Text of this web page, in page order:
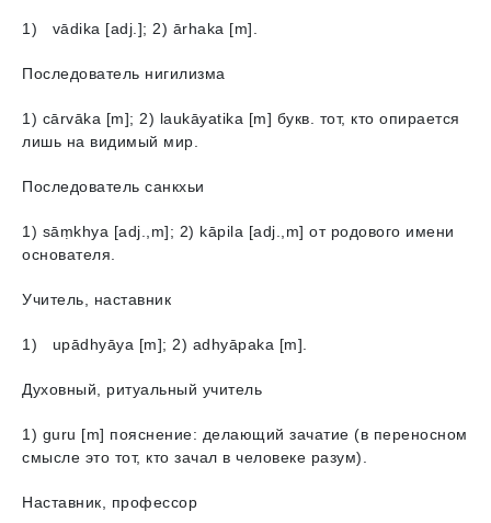
1) vādika [adj.]; 2) ārhaka [m].
Последователь нигилизма
1) cārvāka [m]; 2) laukāyatika [m] букв. тот, кто опирается
лишь на видимый мир.
Последователь санкхьи
1) sāṃkhya [adj.,m]; 2) kāpila [adj.,m] от родового имени
основателя.
Учитель, наставник
1) upādhyāyа [m]; 2) аdhyāpaka [m].
Духовный, ритуальный учитель
1) guru [m] пояснение: делающий зачатие (в переносном
смысле это тот, кто зачал в человеке разум).
Наставник, профессор